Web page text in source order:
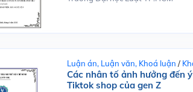
Luận án, Luận văn, Khoá luận /
Các nhân tố ảnh hưởng đến
Tiktok shop của gen Z